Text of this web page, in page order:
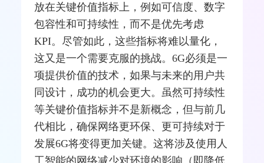
放在关键价值指标上，例如可信度、数字
包容性和可持续性，而不是优先考虑
KPI。尽管如此，这些指标将难以量化，
这又是一个需要克服的挑战。6G必须是一
项提供价值的技术，如果与未来的用户共
同设计，成功的机会更大。虽然可持续性
等关键价值指标并不是新概念，但与前几
代相比，确保网络更环保、更可持续对于
发展6G将变得更加关键。这将涉及使用人
工智能的网络减少对环境的影响（即降低